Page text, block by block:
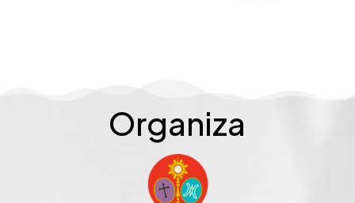
Organiza